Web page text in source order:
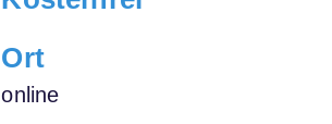
Ort
online